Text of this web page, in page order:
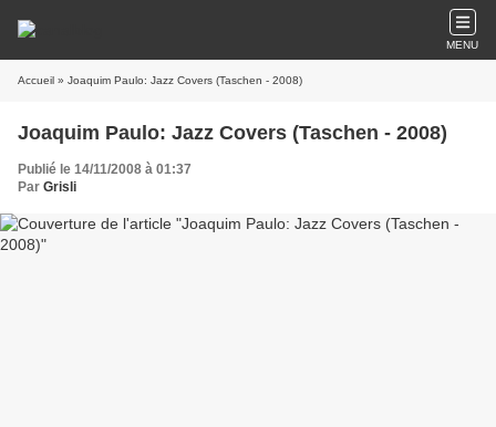
MENU
Accueil » Joaquim Paulo: Jazz Covers (Taschen - 2008)
Joaquim Paulo: Jazz Covers (Taschen - 2008)
Publié le 14/11/2008 à 01:37
Par Grisli